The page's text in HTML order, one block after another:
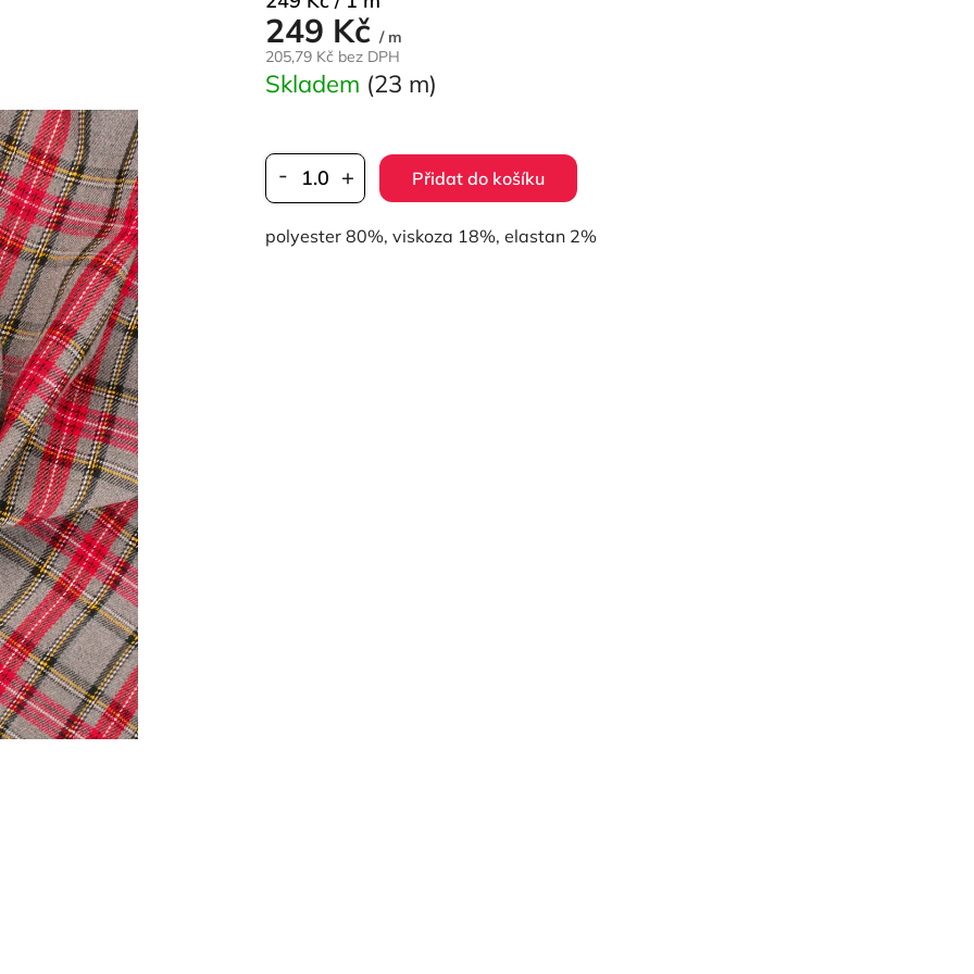
249 Kč / m
205,79 Kč bez DPH
cena:
Skladem (23 m)
Přidat do košíku
polyester 80%, viskoza 18%, elastan 2%